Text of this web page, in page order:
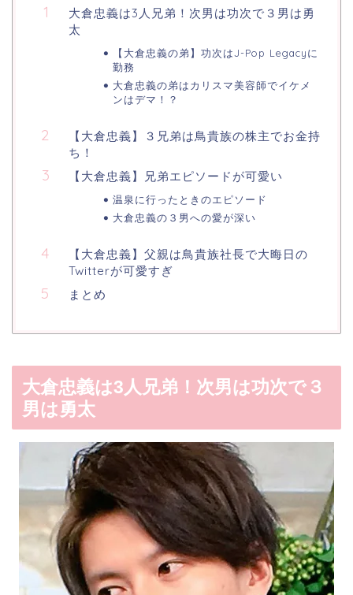
大倉忠義は3人兄弟！次男は功次で３男は勇
太
【大倉忠義の弟】功次はJ-Pop Legacyに
勤務
大倉忠義の弟はカリスマ美容師でイケメ
ンはデマ！？
【大倉忠義】３兄弟は鳥貴族の株主でお金持
ち！
【大倉忠義】兄弟エピソードが可愛い
温泉に行ったときのエピソード
大倉忠義の３男への愛が深い
【大倉忠義】父親は鳥貴族社長で大晦日の
Twitterが可愛すぎ
まとめ
大倉忠義は3人兄弟！次男は功次で３
男は勇太